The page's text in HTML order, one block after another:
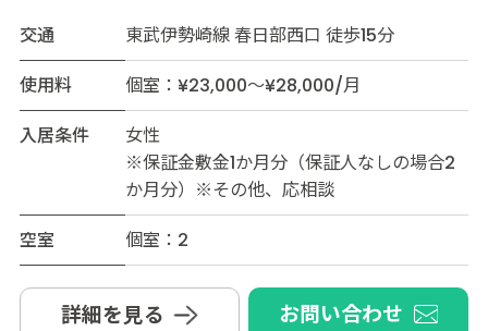
交通
東武伊勢崎線 春日部西口 徒歩15分
使用料
個室：¥23,000～¥28,000/月
入居条件
女性
※保証金敷金1か月分（保証人なしの場合2
か月分）※その他、応相談
空室
個室：2
詳細を見る お問い合わせ